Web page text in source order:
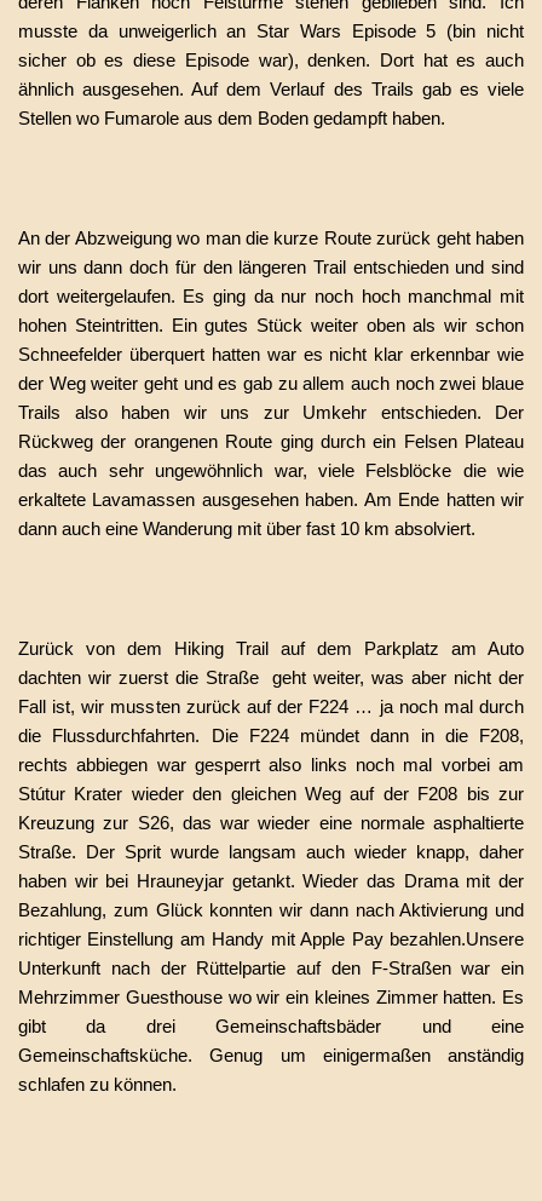
musste da unweigerlich an Star Wars Episode 5 (bin nicht
sicher ob es diese Episode war), denken. Dort hat es auch
ähnlich ausgesehen. Auf dem Verlauf des Trails gab es viele
Stellen wo Fumarole aus dem Boden gedampft haben.
An der Abzweigung wo man die kurze Route zurück geht haben
wir uns dann doch für den längeren Trail entschieden und sind
dort weitergelaufen. Es ging da nur noch hoch manchmal mit
hohen Steintritten. Ein gutes Stück weiter oben als wir schon
Schneefelder überquert hatten war es nicht klar erkennbar wie
der Weg weiter geht und es gab zu allem auch noch zwei blaue
Trails also haben wir uns zur Umkehr entschieden. Der
Rückweg der orangenen Route ging durch ein Felsen Plateau
das auch sehr ungewöhnlich war, viele Felsblöcke die wie
erkaltete Lavamassen ausgesehen haben. Am Ende hatten wir
dann auch eine Wanderung mit über fast 10 km absolviert.
Zurück von dem Hiking Trail auf dem Parkplatz am Auto
dachten wir zuerst die Straße geht weiter, was aber nicht der
Fall ist, wir mussten zurück auf der F224 … ja noch mal durch
die Flussdurchfahrten. Die F224 mündet dann in die F208,
rechts abbiegen war gesperrt also links noch mal vorbei am
Stútur Krater wieder den gleichen Weg auf der F208 bis zur
Kreuzung zur S26, das war wieder eine normale asphaltierte
Straße. Der Sprit wurde langsam auch wieder knapp, daher
haben wir bei Hrauneyjar getankt. Wieder das Drama mit der
Bezahlung, zum Glück konnten wir dann nach Aktivierung und
richtiger Einstellung am Handy mit Apple Pay bezahlen.Unsere
Unterkunft nach der Rüttelpartie auf den F-Straßen war ein
Mehrzimmer Guesthouse wo wir ein kleines Zimmer hatten. Es
gibt da drei Gemeinschaftsbäder und eine
Gemeinschaftsküche. Genug um einigermaßen anständig
schlafen zu können.